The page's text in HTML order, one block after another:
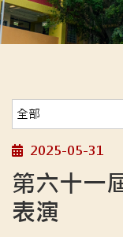
2025-05-31
第六十一
表演